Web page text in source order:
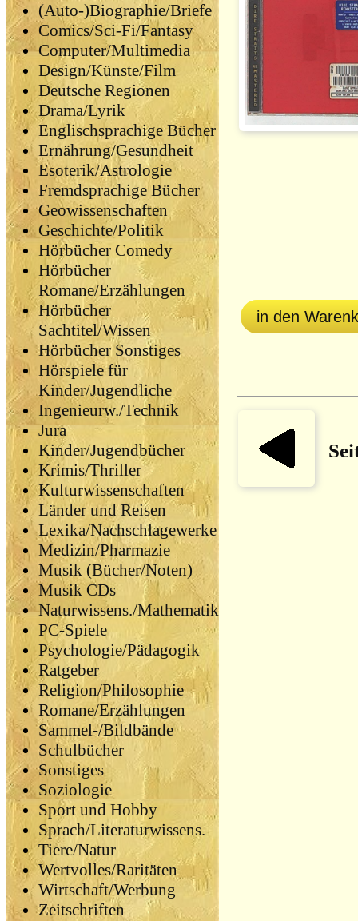
(Auto-)Biographie/Briefe
Comics/Sci-Fi/Fantasy
Computer/Multimedia
Design/Künste/Film
Deutsche Regionen
Drama/Lyrik
Englischsprachige Bücher
Ernährung/Gesundheit
Esoterik/Astrologie
Fremdsprachige Bücher
Geowissenschaften
Geschichte/Politik
Hörbücher Comedy
Hörbücher
Romane/Erzählungen
Hörbücher
Sachtitel/Wissen
Hörbücher Sonstiges
Hörspiele für
Kinder/Jugendliche
Ingenieurw./Technik
Jura
Kinder/Jugendbücher
Krimis/Thriller
Kulturwissenschaften
Länder und Reisen
Lexika/Nachschlagewerke
Medizin/Pharmazie
Musik (Bücher/Noten)
Musik CDs
Naturwissens./Mathematik
PC-Spiele
Psychologie/Pädagogik
Ratgeber
Religion/Philosophie
Romane/Erzählungen
Sammel-/Bildbände
Schulbücher
Sonstiges
Soziologie
Sport und Hobby
Sprach/Literaturwissens.
Tiere/Natur
Wertvolles/Raritäten
Wirtschaft/Werbung
Zeitschriften
in den